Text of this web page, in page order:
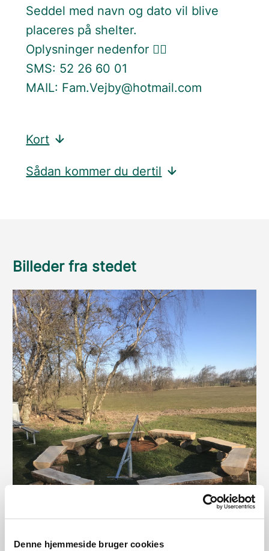
Denne hjemmeside bruger cookies
Seddel med navn og dato vil blive
placeres på shelter.
Oplysninger nedenfor 👇🏻
SMS: 52 26 60 01
MAIL: Fam.Vejby@hotmail.com
Kort
Sådan kommer du dertil
Billeder fra stedet